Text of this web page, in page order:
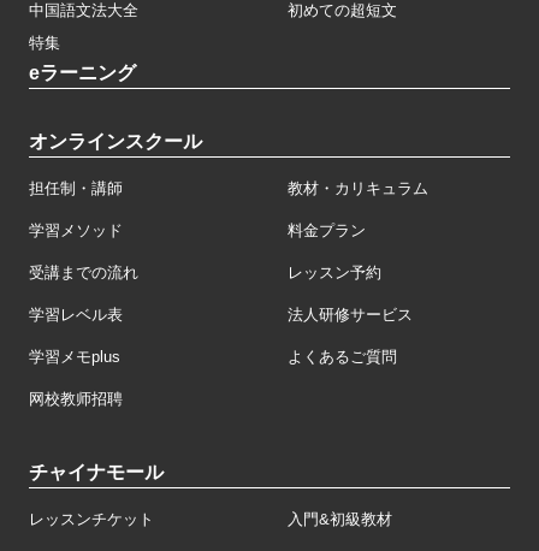
中国語文法大全
初めての超短文
特集
eラーニング
オンラインスクール
担任制・講師 教材・カリキュラム
学習メソッド 料金プラン
受講までの流れ レッスン予約
学習レベル表 法人研修サービス
学習メモplus よくあるご質問
网校教师招聘
チャイナモール
レッスンチケット 入門&初級教材